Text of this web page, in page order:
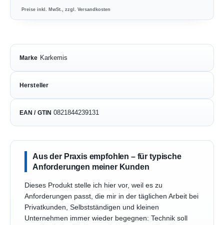
Preise inkl. MwSt., zzgl. Versandkosten
Marke Karkemis
Hersteller
EAN / GTIN 0821844239131
Aus der Praxis empfohlen – für typische
Anforderungen meiner Kunden
Dieses Produkt stelle ich hier vor, weil es zu
Anforderungen passt, die mir in der täglichen Arbeit bei
Privatkunden, Selbstständigen und kleinen
Unternehmen immer wieder begegnen: Technik soll